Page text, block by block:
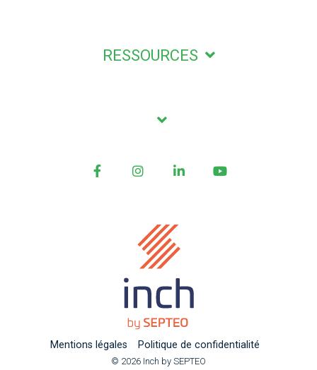
RESSOURCES
Mentions légales Politique de confidentialité
© 2026 Inch by SEPTEO
Facebook Instagram LinkedIn